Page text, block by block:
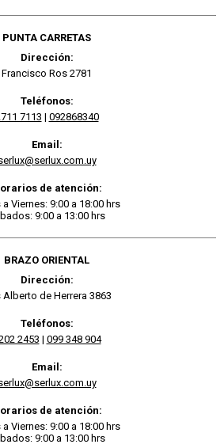
PUNTA CARRETAS
Dirección:
Francisco Ros 2781
Teléfonos:
7113 | 092868340
Email:
de atención:
a Viernes: 9:00 a 18:00 hrs
9:00 a 13:00 hrs
BRAZO ORIENTAL
Dirección:
Alberto de Herrera 3863
Teléfonos:
2453 | 099 348 904
Email:
de atención:
a Viernes: 9:00 a 18:00 hrs
9:00 a 13:00 hrs